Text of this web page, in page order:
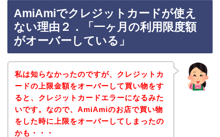
AmiAmiでクレジットカードが使え
ない理由２．「一ヶ月の利用限度額
がオーバーしている」
私は知らなかったのですが、クレジットカ
ードの上限金額をオーバーして買い物をす
ると、クレジットカードエラーになるみた
いです。なので、AmiAmiのお店で買い物
をした時に上限をオーバーしてしまったの
かも・・・